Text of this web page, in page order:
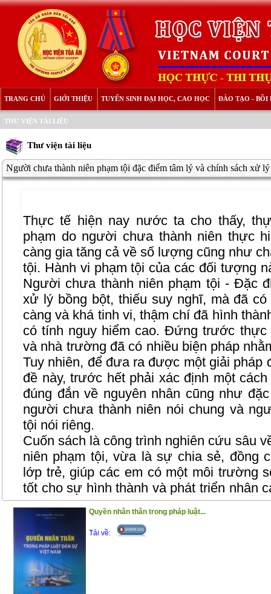
TRANG CHỦ GIỚI THIỆU TUYỂN SINH ĐẠI HỌC, CAO HỌC ĐÀO TẠO - BỒI
THƯ VIỆN TÀI LIỆU
Thư viện tài liệu
Người chưa thành niên phạm tội đặc điểm tâm lý và chính sách xử lý
Thực tế hiện nay nước ta cho thấy,
phạm do người chưa thành niên thực
càng gia tăng cả về số lượng cũng như
tội. Hành vi phạm tội của các đối tượng
Người chưa thành niên phạm tội - Đặc
xử lý bồng bột, thiếu suy nghĩ, mà đã
càng và khá tinh vi, thậm chí đã hình
có tính nguy hiểm cao. Đứng trước thực
và nhà trường đã có nhiều biện pháp
Tuy nhiên, để đưa ra được một giải pháp
đề này, trước hết phải xác định một
đúng đắn về nguyên nhân cũng như
người chưa thành niên nói chung và
tội nói riêng.
Cuốn sách là công trình nghiên cứu sâu
niên phạm tội, vừa là sự chia sẻ, đồng
lớp trẻ, giúp các em có một môi trường
tốt cho sự hình thành và phát triển nhân
pháp luật, để các em có một hành
vào cuộc sống
Trân trọng giới thiệu đến bạn đọc !
(18/12/2020)
Quyền nhân thân trong pháp luật...
Tải về: